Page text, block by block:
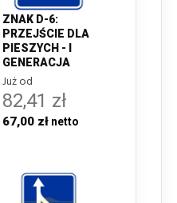
ZNAK D-6:
PRZEJŚCIE DLA
PIESZYCH - I
GENERACJA
Już od
82,41 zł
67,00 zł